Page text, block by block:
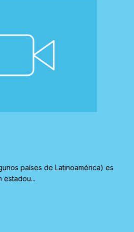
países de Latinoamérica) es
estadou...